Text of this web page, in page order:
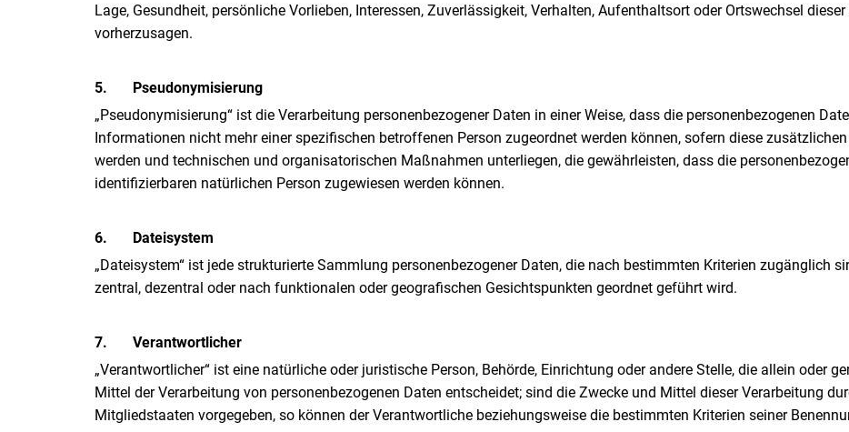
Lage, Gesundheit, persönliche Vorlieben, Interessen, Zuverlässigkeit, Verhalten, Aufenthaltsort oder Ortswechsel
vorherzusagen.
5. Pseudonymisierung
„Pseudonymisierung“ ist die Verarbeitung personenbezogener Daten in einer Weise, dass die personenbezogenen
Informationen nicht mehr einer spezifischen betroffenen Person zugeordnet werden können, sofern diese
werden und technischen und organisatorischen Maßnahmen unterliegen, die gewährleisten, dass die
identifizierbaren natürlichen Person zugewiesen werden können.
6. Dateisystem
„Dateisystem“ ist jede strukturierte Sammlung personenbezogener Daten, die nach bestimmten Kriterien zugänglich
zentral, dezentral oder nach funktionalen oder geografischen Gesichtspunkten geordnet geführt wird.
7. Verantwortlicher
„Verantwortlicher“ ist eine natürliche oder juristische Person, Behörde, Einrichtung oder andere Stelle, die allein oder
Mittel der Verarbeitung von personenbezogenen Daten entscheidet; sind die Zwecke und Mittel dieser Verarbeitung
Mitgliedstaaten vorgegeben, so können der Verantwortliche beziehungsweise die bestimmten Kriterien seiner